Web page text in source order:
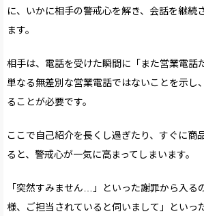
に、いかに相手の警戒心を解き、会話を継続
ます。
相手は、電話を受けた瞬間に「また営業電話
単なる無差別な営業電話ではないことを示し
ることが必要です。
ここで自己紹介を長くし過ぎたり、すぐに商
ると、警戒心が一気に高まってしまいます。
「突然すみません…」といった謝罪から入る
様、ご担当されていると伺いまして」といっ